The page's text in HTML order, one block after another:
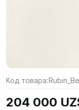
Код товара:
204 000